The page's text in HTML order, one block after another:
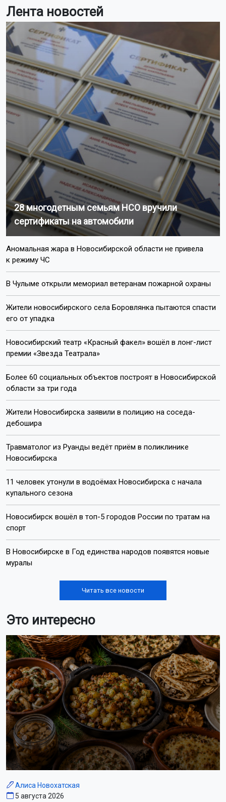
Лента новостей
28 многодетным семьям НСО вручили
сертификаты на автомобили
Аномальная жара в Новосибирской области не привела
к режиму ЧС
В Чулыме открыли мемориал ветеранам пожарной охраны
Жители новосибирского села Боровлянка пытаются спасти
его от упадка
Новосибирский театр «Красный факел» вошёл в лонг-лист
премии «Звезда Театрала»
Более 60 социальных объектов построят в Новосибирской
области за три года
Жители Новосибирска заявили в полицию на соседа-
дебошира
Травматолог из Руанды ведёт приём в поликлинике
Новосибирска
11 человек утонули в водоёмах Новосибирска с начала
купального сезона
Новосибирск вошёл в топ-5 городов России по тратам на
спорт
В Новосибирске в Год единства народов появятся новые
муралы
Читать все новости
Это интересно
Алиса Новохатская
5 августа 2026